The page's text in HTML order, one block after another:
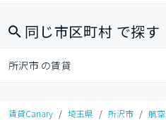
同じ市区町村 で探す
所沢市 の賃貸
賃貸Canary / 埼玉県 / 所沢市 / 航